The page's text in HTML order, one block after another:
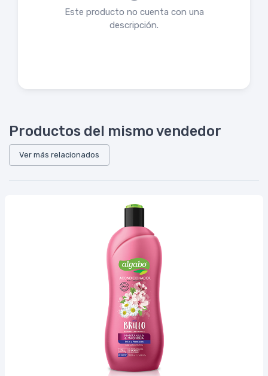
Este producto no cuenta con una
descripción.
Productos del mismo vendedor
Ver más relacionados